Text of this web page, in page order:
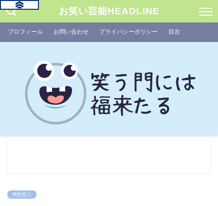
お笑い芸能HEADLINE
プロフィール お問い合わせ プライバシーポリシー 目次
男性芸人